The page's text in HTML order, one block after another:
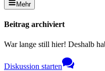
Mehr
Beitrag archiviert
War lange still hier! Deshalb
Diskussion starten